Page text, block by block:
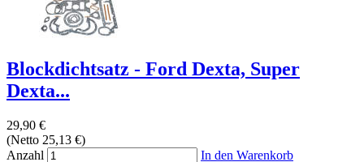
Blockdichtsatz - Ford Dexta, Super
Dexta...
29,90 €
(Netto 25,13 €)
Anzahl
In den Warenkorb